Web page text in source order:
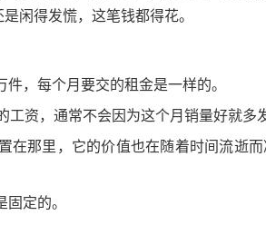
闲得发慌，这笔钱都得花。
，每个月要交的租金是一样的。
工资，通常不会因为这个月销量好就多
在那里，它的价值也在随着时间流逝
定的。